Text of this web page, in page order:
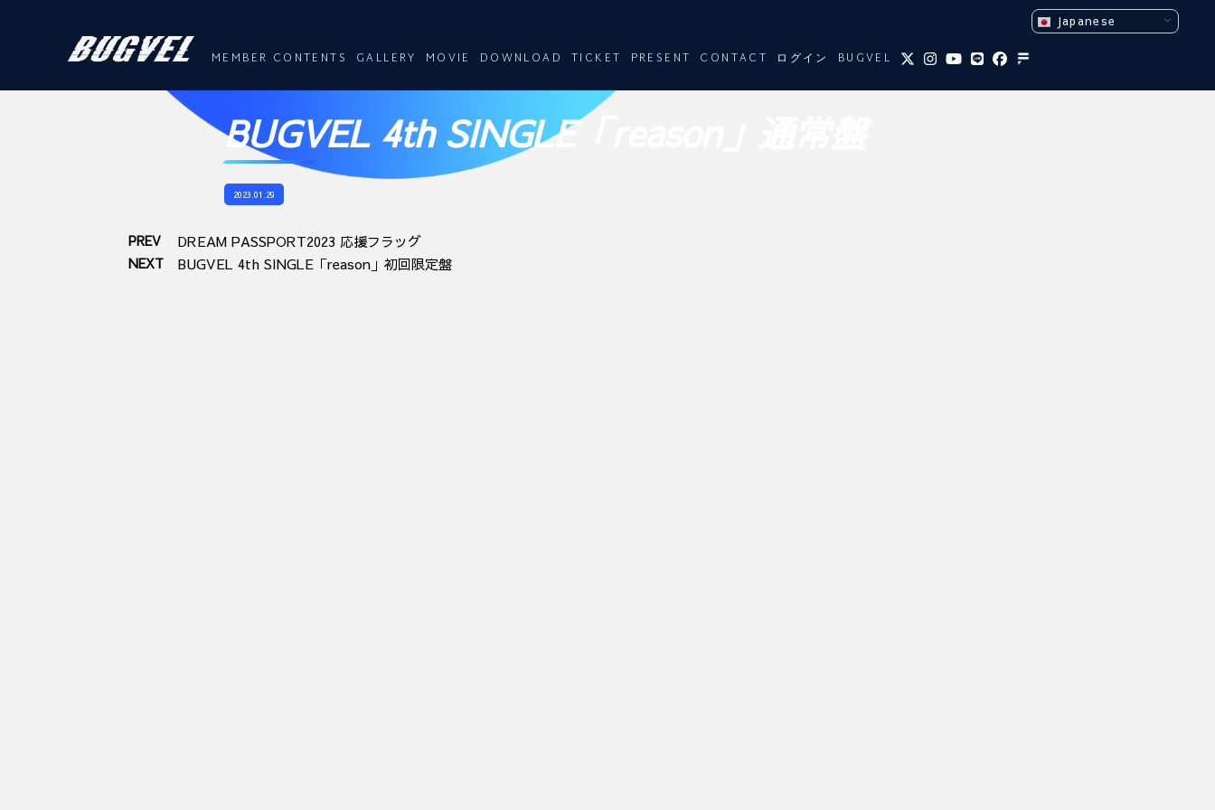
MEMBER CONTENTS GALLERY MOVIE DOWNLOAD TICKET PRESENT CONTACT ログイン BUGVEL
BUGVEL 4th SINGLE「reason」通常盤
2023.01.29
PREV DREAM PASSPORT2023 応援フラッグ
NEXT BUGVEL 4th SINGLE「reason」初回限定盤
Japanese